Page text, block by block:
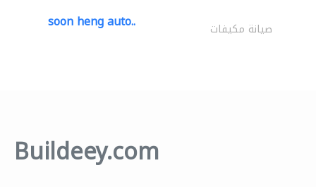
soon heng auto.. صيانة مكيفات
Buildeey.com